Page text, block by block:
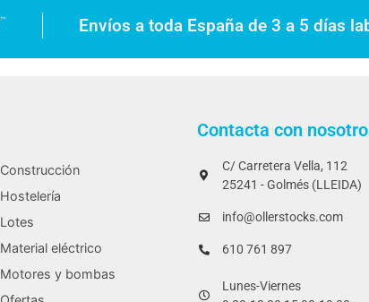
Envíos a toda España de 3 a 5 días
Construcción
Hostelería
Lotes
Material eléctrico
Motores y bombas
Contacta con
C/ Carretera Vella, 112
25241 - Golmés (LLEIDA)
info@ollerstocks.com
610 761 897
Lunes-Viernes